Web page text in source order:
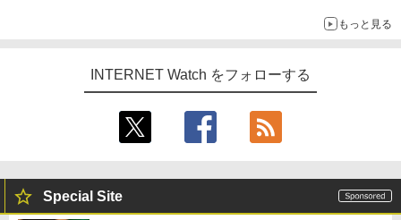
もっと見る
INTERNET Watch をフォローする
Special Site